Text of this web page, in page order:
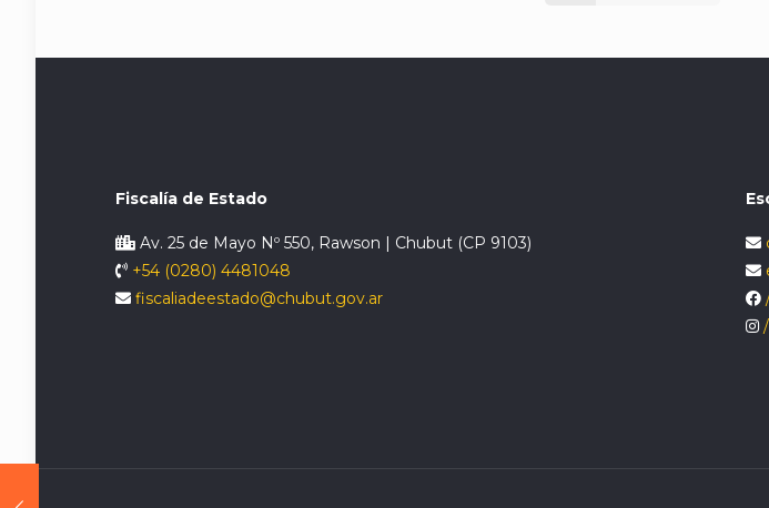
Fiscalía de Estado
Av. 25 de Mayo Nº 550, Rawson | Chubut (CP 9103)
+54 (0280) 4481048
fiscaliadeestado@chubut.gov.ar